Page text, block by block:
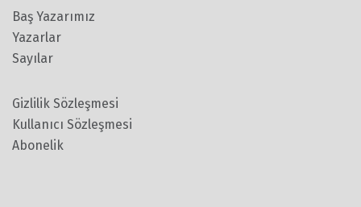
Baş Yazarımız
Yazarlar
Sayılar
Gizlilik Sözleşmesi
Kullanıcı Sözleşmesi
Abonelik